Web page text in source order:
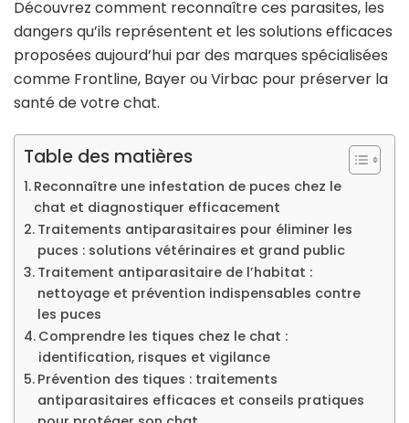
Découvrez comment reconnaître ces parasites, les
dangers qu’ils représentent et les solutions efficaces
proposées aujourd’hui par des marques spécialisées
comme Frontline, Bayer ou Virbac pour préserver la
santé de votre chat.
Table des matières
Reconnaître une infestation de puces chez le
chat et diagnostiquer efficacement
Traitements antiparasitaires pour éliminer les
puces : solutions vétérinaires et grand public
Traitement antiparasitaire de l’habitat :
nettoyage et prévention indispensables contre
les puces
Comprendre les tiques chez le chat :
identification, risques et vigilance
Prévention des tiques : traitements
antiparasitaires efficaces et conseils pratiques